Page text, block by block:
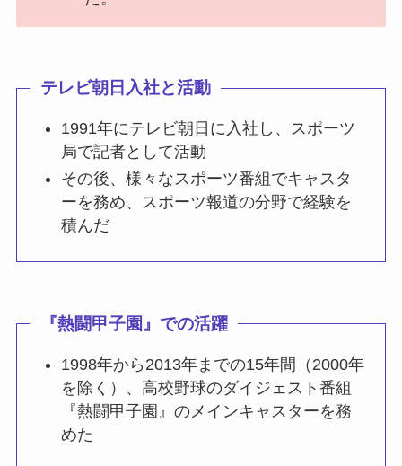
テレビ朝日入社と活動
1991年にテレビ朝日に入社し、スポーツ
局で記者として活動
その後、様々なスポーツ番組でキャスタ
ーを務め、スポーツ報道の分野で経験を
積んだ
『熱闘甲子園』での活躍
1998年から2013年までの15年間（2000年
を除く）、高校野球のダイジェスト番組
『熱闘甲子園』のメインキャスターを務
めた